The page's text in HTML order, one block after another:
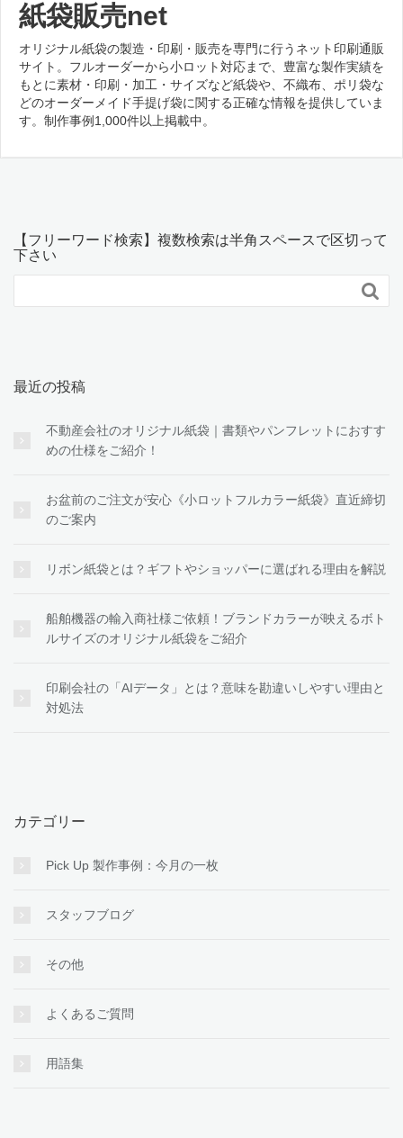
紙袋販売net
オリジナル紙袋の製造・印刷・販売を専門に行うネット印刷通販
サイト。フルオーダーから小ロット対応まで、豊富な製作実績を
もとに素材・印刷・加工・サイズなど紙袋や、不織布、ポリ袋な
どのオーダーメイド手提げ袋に関する正確な情報を提供していま
す。制作事例1,000件以上掲載中。
【フリーワード検索】複数検索は半角スペースで区切って
下さい

最近の投稿
不動産会社のオリジナル紙袋｜書類やパンフレットにおすす
めの仕様をご紹介！
お盆前のご注文が安心《小ロットフルカラー紙袋》直近締切
のご案内
リボン紙袋とは？ギフトやショッパーに選ばれる理由を解説
船舶機器の輸入商社様ご依頼！ブランドカラーが映えるボト
ルサイズのオリジナル紙袋をご紹介
印刷会社の「AIデータ」とは？意味を勘違いしやすい理由と
対処法
カテゴリー
Pick Up 製作事例：今月の一枚
スタッフブログ
その他
よくあるご質問
用語集